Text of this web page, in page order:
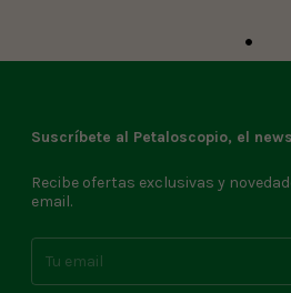
Suscríbete al Petaloscopio, el
Recibe ofertas exclusivas y
email.